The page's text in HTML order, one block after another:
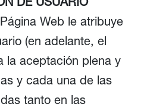
Web le atribuye
(en adelante, el
la aceptación plena y
y cada una de las
tanto en las